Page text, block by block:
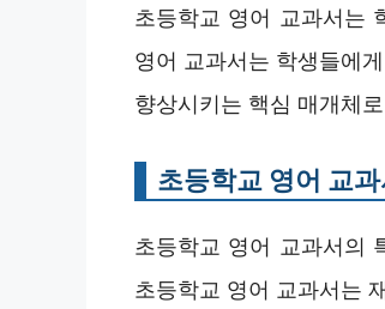
초등학교 영어 교과서는
영어 교과서는 학생들에
향상시키는 핵심 매개체
초등학교 영어 교
초등학교 영어 교과서의
초등학교 영어 교과서는